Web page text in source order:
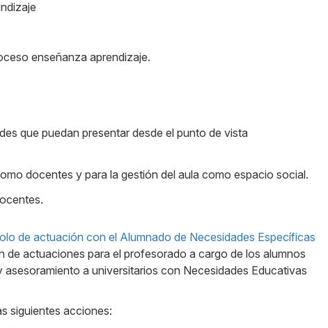
enseñanza aprendizaje.
que puedan presentar desde el punto de vista
docentes y para la gestión del aula como espacio social.
de actuación con el Alumnado de Necesidades Específicas
actuaciones para el profesorado a cargo de los alumnos
a universitarios con Necesidades Educativas
siguientes acciones: